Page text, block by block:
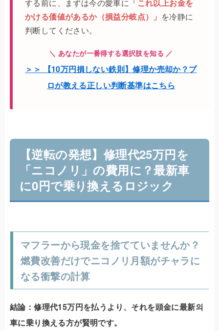
する前に、まずは今の愛車に 「これ以上お金を
かける価値があるか（損益分岐点）」 を冷静に
判断してください。
＼ あなたが一番得する選択肢を知る ／
＞＞ 【10万円損しない鉄則】修理か売却か？プ
ロが教える正しい判断基準はこちら
【逆転の発想】修理代25万円を
「ニコノリ」の費用に？最新車
に0円で乗り換えるロジック
マフラーから現金を捨てていませんか？
燃費改善だけでニコノリ月額がチャラに
なる衝撃の計算
結論：修理代15万円を払うより、それを頭金に最新의
車に乗り換える方が賢明です。